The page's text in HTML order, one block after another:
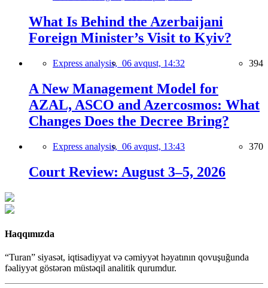
What Is Behind the Azerbaijani
Foreign Minister’s Visit to Kyiv?
Express analysis, 06 avqust, 14:32 394
A New Management Model for
AZAL, ASCO and Azercosmos: What
Changes Does the Decree Bring?
Express analysis, 06 avqust, 13:43 370
Court Review: August 3–5, 2026
Haqqımızda
“Turan” siyasət, iqtisadiyyat və cəmiyyət həyatının qovuşuğunda
fəaliyyət göstərən müstəqil analitik qurumdur.